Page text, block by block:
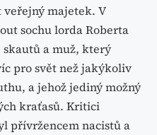
veřejný majetek. V
sochu lorda Roberta
skautů a muž, který
pro svět než jakýkoliv
a jehož jediný možný
kraťasů. Kritici
přívržencem nacistů a